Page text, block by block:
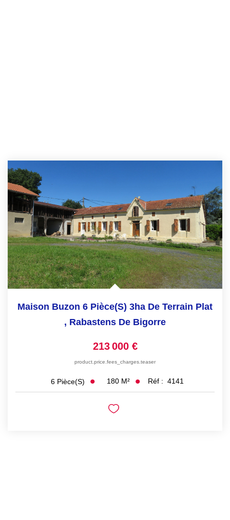
Maison Buzon 6 Pièce(s) 3ha De Terrain Plat
, Rabastens De Bigorre
213 000 €
product.price.fees_charges.teaser
6 Pièce(s) 180 M² Réf : 4141